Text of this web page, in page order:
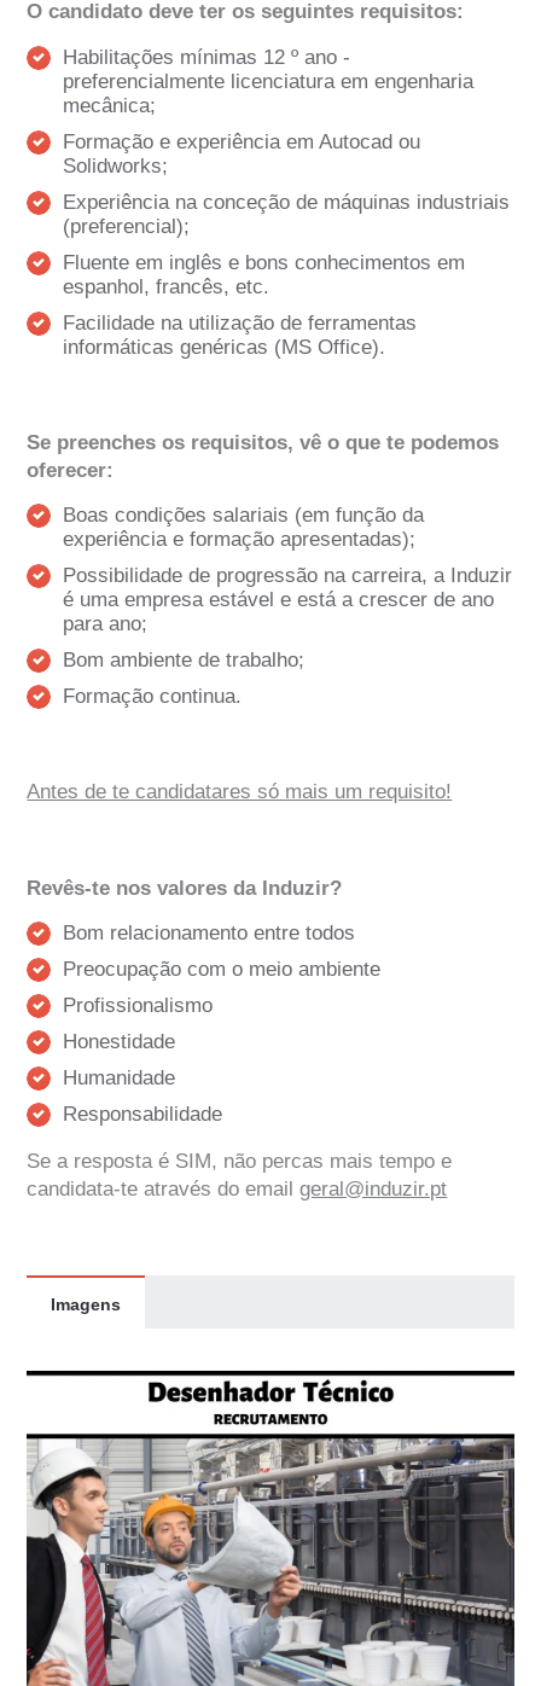
O candidato deve ter os seguintes requisitos:
Habilitações mínimas 12 º ano -
preferencialmente licenciatura em engenharia
mecânica;
Formação e experiência em Autocad ou
Solidworks;
Experiência na conceção de máquinas industriais
(preferencial);
Fluente em inglês e bons conhecimentos em
espanhol, francês, etc.
Facilidade na utilização de ferramentas
informáticas genéricas (MS Office).
Se preenches os requisitos, vê o que te podemos
oferecer:
Boas condições salariais (em função da
experiência e formação apresentadas);
Possibilidade de progressão na carreira, a Induzir
é uma empresa estável e está a crescer de ano
para ano;
Bom ambiente de trabalho;
Formação continua.
Antes de te candidatares só mais um requisito!
Revês-te nos valores da Induzir?
Bom relacionamento entre todos
Preocupação com o meio ambiente
Profissionalismo
Honestidade
Humanidade
Responsabilidade
Se a resposta é SIM, não percas mais tempo e
candidata-te através do emailgeral@induzir.pt
Imagens